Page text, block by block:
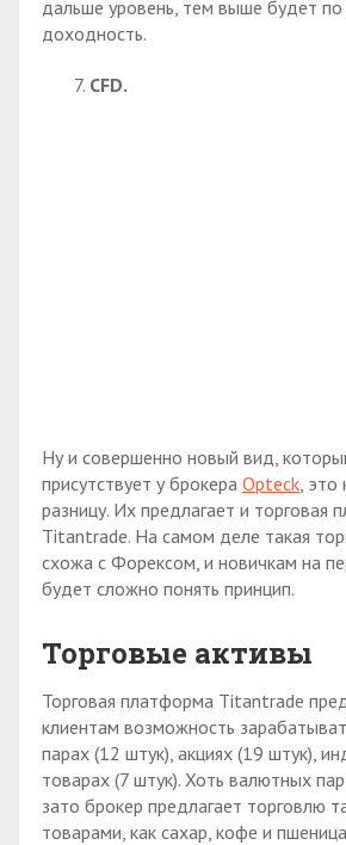
дальше уровень, тем выше будет
доходность.
CFD.
Ну и совершенно новый вид,
присутствует у брокера Opteck ,
разницу. Их предлагает и торговая
Titantrade. На самом деле такая
схожа с Форексом, и новичкам на
будет сложно понять принцип.
Торговые активы
Торговая платформа Titantrade
клиентам возможность
парах (12 штук), акциях (19 штук),
товарах (7 штук). Хоть валютных
зато брокер предлагает торговлю
товарами, как сахар, кофе и